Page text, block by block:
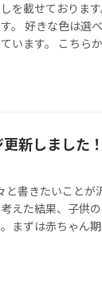
を載せておりま
。 好きな色は選
います。 こちら
新しました！
と書きたいことが
えた結果、子供
まずは赤ちゃん